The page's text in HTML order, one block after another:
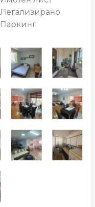
Легализирано
Паркинг